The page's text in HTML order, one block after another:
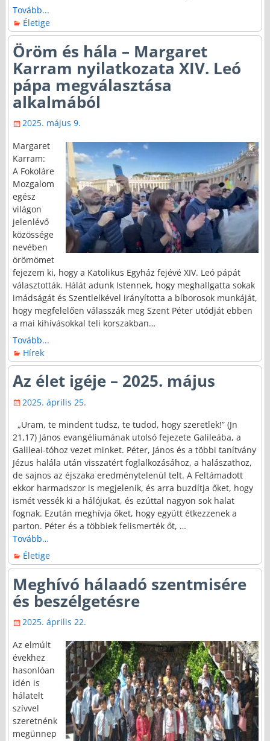
Tovább...
Életige
Öröm és hála – Margaret
Karram nyilatkozata XIV. Leó
pápa megválasztása
alkalmából
2025. május 9.
Margaret
Karram:
A Fokoláre
Mozgalom
egész
világon
jelenlévő
közössége
nevében
örömömet
fejezem ki, hogy a Katolikus Egyház fejévé XIV. Leó pápát
választották. Hálát adunk Istennek, hogy meghallgatta sokak
imádságát és Szentlelkével irányította a bíborosok munkáját,
hogy megfelelően válasszák meg Szent Péter utódját ebben
a mai kihívásokkal teli korszakban…
Tovább...
Hírek
Az élet igéje – 2025. május
2025. április 25.
„Uram, te mindent tudsz, te tudod, hogy szeretlek!” (Jn
21,17) János evangéliumának utolsó fejezete Galileába, a
Galileai-tóhoz vezet minket. Péter, János és a többi tanítvány
Jézus halála után visszatért foglalkozásához, a halászathoz,
de sajnos az éjszaka eredménytelenül telt. A Feltámadott
ekkor harmadszor is megjelenik, és arra buzdítja őket, hogy
ismét vessék ki a hálójukat, és ezúttal nagyon sok halat
fognak. Ezután meghívja őket, hogy együtt étkezzenek a
parton. Péter és a többiek felismerték őt, …
Tovább…
Életige
Meghívó hálaadó szentmisére
és beszélgetésre
2025. április 22.
Az elmúlt
évekhez
hasonlóan
idén is
hálatelt
szívvel
szeretnénk
megünnep